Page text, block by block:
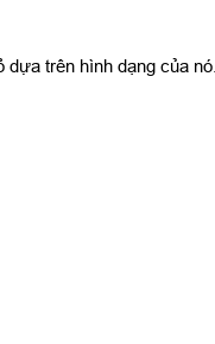
trên hình dạng của nó.